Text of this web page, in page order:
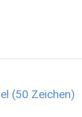
(50 Zeichen)